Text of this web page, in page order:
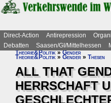
Direct-Action Antirepression
Debatten
Saasen/GI/Mittelhessen
Theorie&Politik»Gender
Theorie&Politik » Gender » Thesen
ALL THAT
HERRSCHAFT